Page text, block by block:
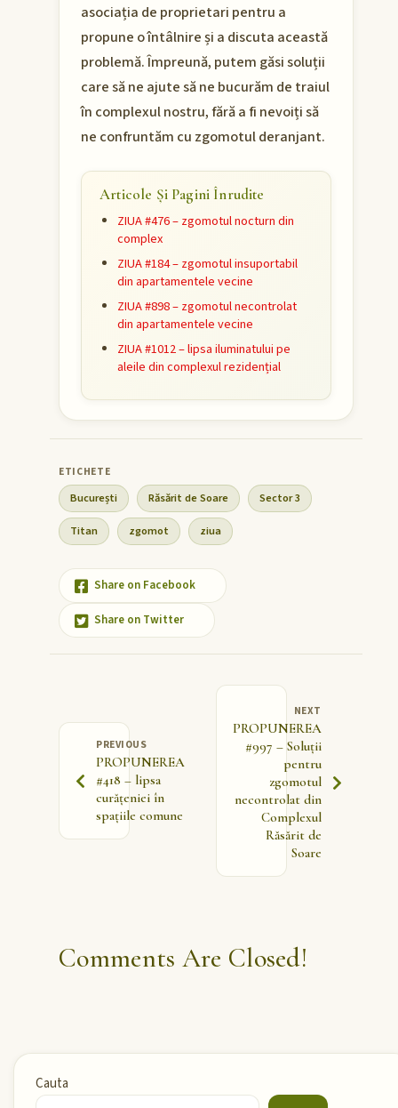
asociația de proprietari pentru a
propune o întâlnire și a discuta această
problemă. Împreună, putem găsi soluții
care să ne ajute să ne bucurăm de traiul
în complexul nostru, fără a fi nevoiți să
ne confruntăm cu zgomotul deranjant.
Articole Și Pagini Înrudite
ZIUA #476 – zgomotul nocturn din
complex
ZIUA #184 – zgomotul insuportabil
din apartamentele vecine
ZIUA #898 – zgomotul necontrolat
din apartamentele vecine
ZIUA #1012 – lipsa iluminatului pe
aleile din complexul rezidențial
București Răsărit de Soare Sector 3
Titan zgomot ziua
Share on Facebook
Share on Twitter
PREVIOUS
PROPUNEREA
#418 – lipsa
curățeniei în
spațiile comune
NEXT
PROPUNEREA
#997 – Soluții
pentru
zgomotul
necontrolat din
Complexul
Răsărit de
Soare
Comments Are Closed!
Cauta